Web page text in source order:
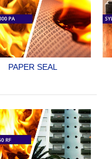
PAPER SEAL
SYLPYL 1300 PA